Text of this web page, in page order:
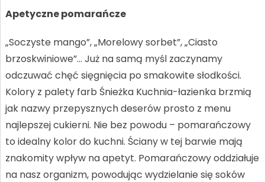
Apetyczne pomarańcze
„Soczyste mango”, „Morelowy sorbet”, „Ciasto
brzoskwiniowe”… Już na samą myśl zaczynamy
odczuwać chęć sięgnięcia po smakowite słodkości.
Kolory z palety farb Śnieżka Kuchnia-łazienka brzmią
jak nazwy przepysznych deserów prosto z menu
najlepszej cukierni. Nie bez powodu – pomarańczowy
to idealny kolor do kuchni. Ściany w tej barwie mają
znakomity wpływ na apetyt. Pomarańczowy oddziałuje
na nasz organizm, powodując wydzielanie się soków